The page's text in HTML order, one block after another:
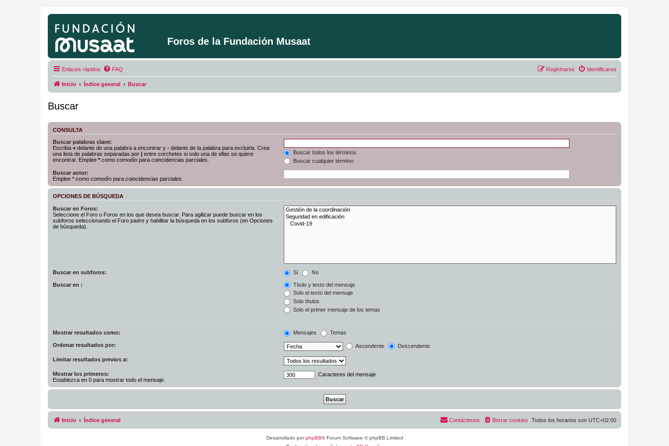
Foros de la Fundación Musaat
Enlaces rápidos FAQ Identificarse
Registrarse
Inicio Índice general Buscar
Buscar
CONSULTA
Buscar palabras clave:
Escriba + delante de una palabra a encontrar y - delante de la palabra para excluirla. Crea
una lista de palabras separadas por | entre corchetes si solo una de ellas se quiere
encontrar. Emplee * como comodín para coincidencias parciales.
Buscar todos los términos
Buscar cualquier término
Buscar autor:
Emplee * como comodín para coincidencias parciales.
OPCIONES DE BÚSQUEDA
Buscar en Foros:
Seleccione el Foro o Foros en los que desea buscar. Para agilizar puede buscar en los
subforos seleccionando el Foro padre y habilitar la búsqueda en los subforos (en Opciones
de búsqueda).
Buscar en subforos: Sí No
Buscar en :
Título y texto del mensaje
Solo el texto del mensaje
Solo títulos
Solo el primer mensaje de los temas
Mostrar resultados como: Mensajes Temas
Ordenar resultados por: Ascendente Descendente
Limitar resultados previos a:
Mostrar los primeros:
Establezca en 0 para mostrar todo el mensaje.
Caracteres del mensaje
Inicio Índice general Todos los horarios son UTC+02:00
Borrar cookies
Contáctenos
Desarrollado porphpBB® Forum Software © phpBB Limited